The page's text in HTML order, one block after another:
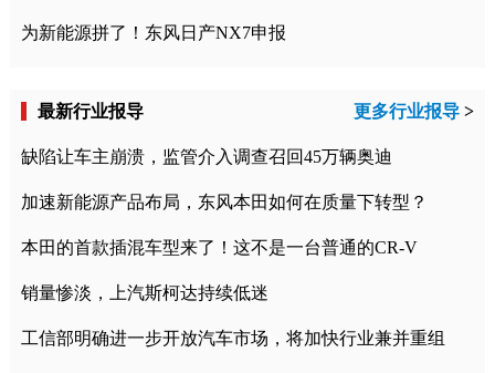
为新能源拼了！东风日产NX7申报
最新行业报导 更多行业报导 >
缺陷让车主崩溃，监管介入调查召回45万辆奥迪
加速新能源产品布局，东风本田如何在质量下转型？
本田的首款插混车型来了！这不是一台普通的CR-V
销量惨淡，上汽斯柯达持续低迷
工信部明确进一步开放汽车市场，将加快行业兼并重组